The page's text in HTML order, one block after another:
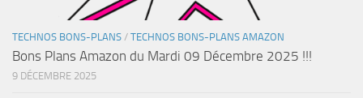
TECHNOS BONS-PLANS / TECHNOS BONS-PLANS AMAZON
Bons Plans Amazon du Mardi 09 Décembre 2025 !!!
9 DÉCEMBRE 2025